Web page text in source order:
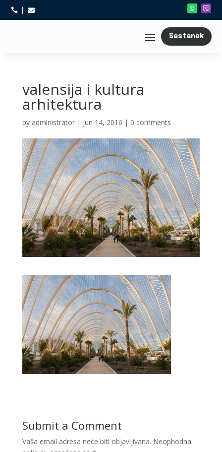
 
Sastanak
valensija i kultura
arhitektura
by administrator| jun 14, 2016 | 0 comments
Submit a Comment
Vaša email adresa neće biti objavljivana. Neophodna